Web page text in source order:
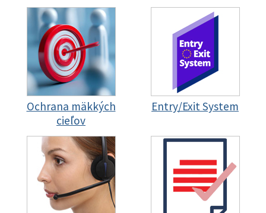
Ochrana mäkkých
cieľov
Entry/Exit System